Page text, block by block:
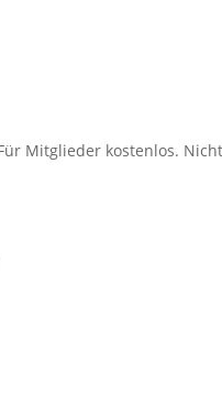
Mitglieder kostenlos.